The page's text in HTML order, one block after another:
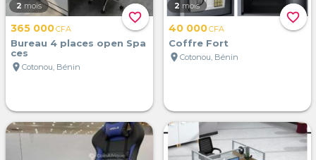
favorite_border
2 mois
365 000CFA
Bureau 4 places open Spa
ces
location_on Cotonou, Bénin
favorite_border
2 mois
40 000CFA
Coffre Fort
location_on Cotonou, Bénin